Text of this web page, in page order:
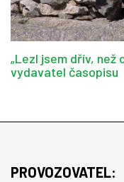
„Lezl jsem dřív, než
vydavatel časopisu
PROVOZOVATEL: